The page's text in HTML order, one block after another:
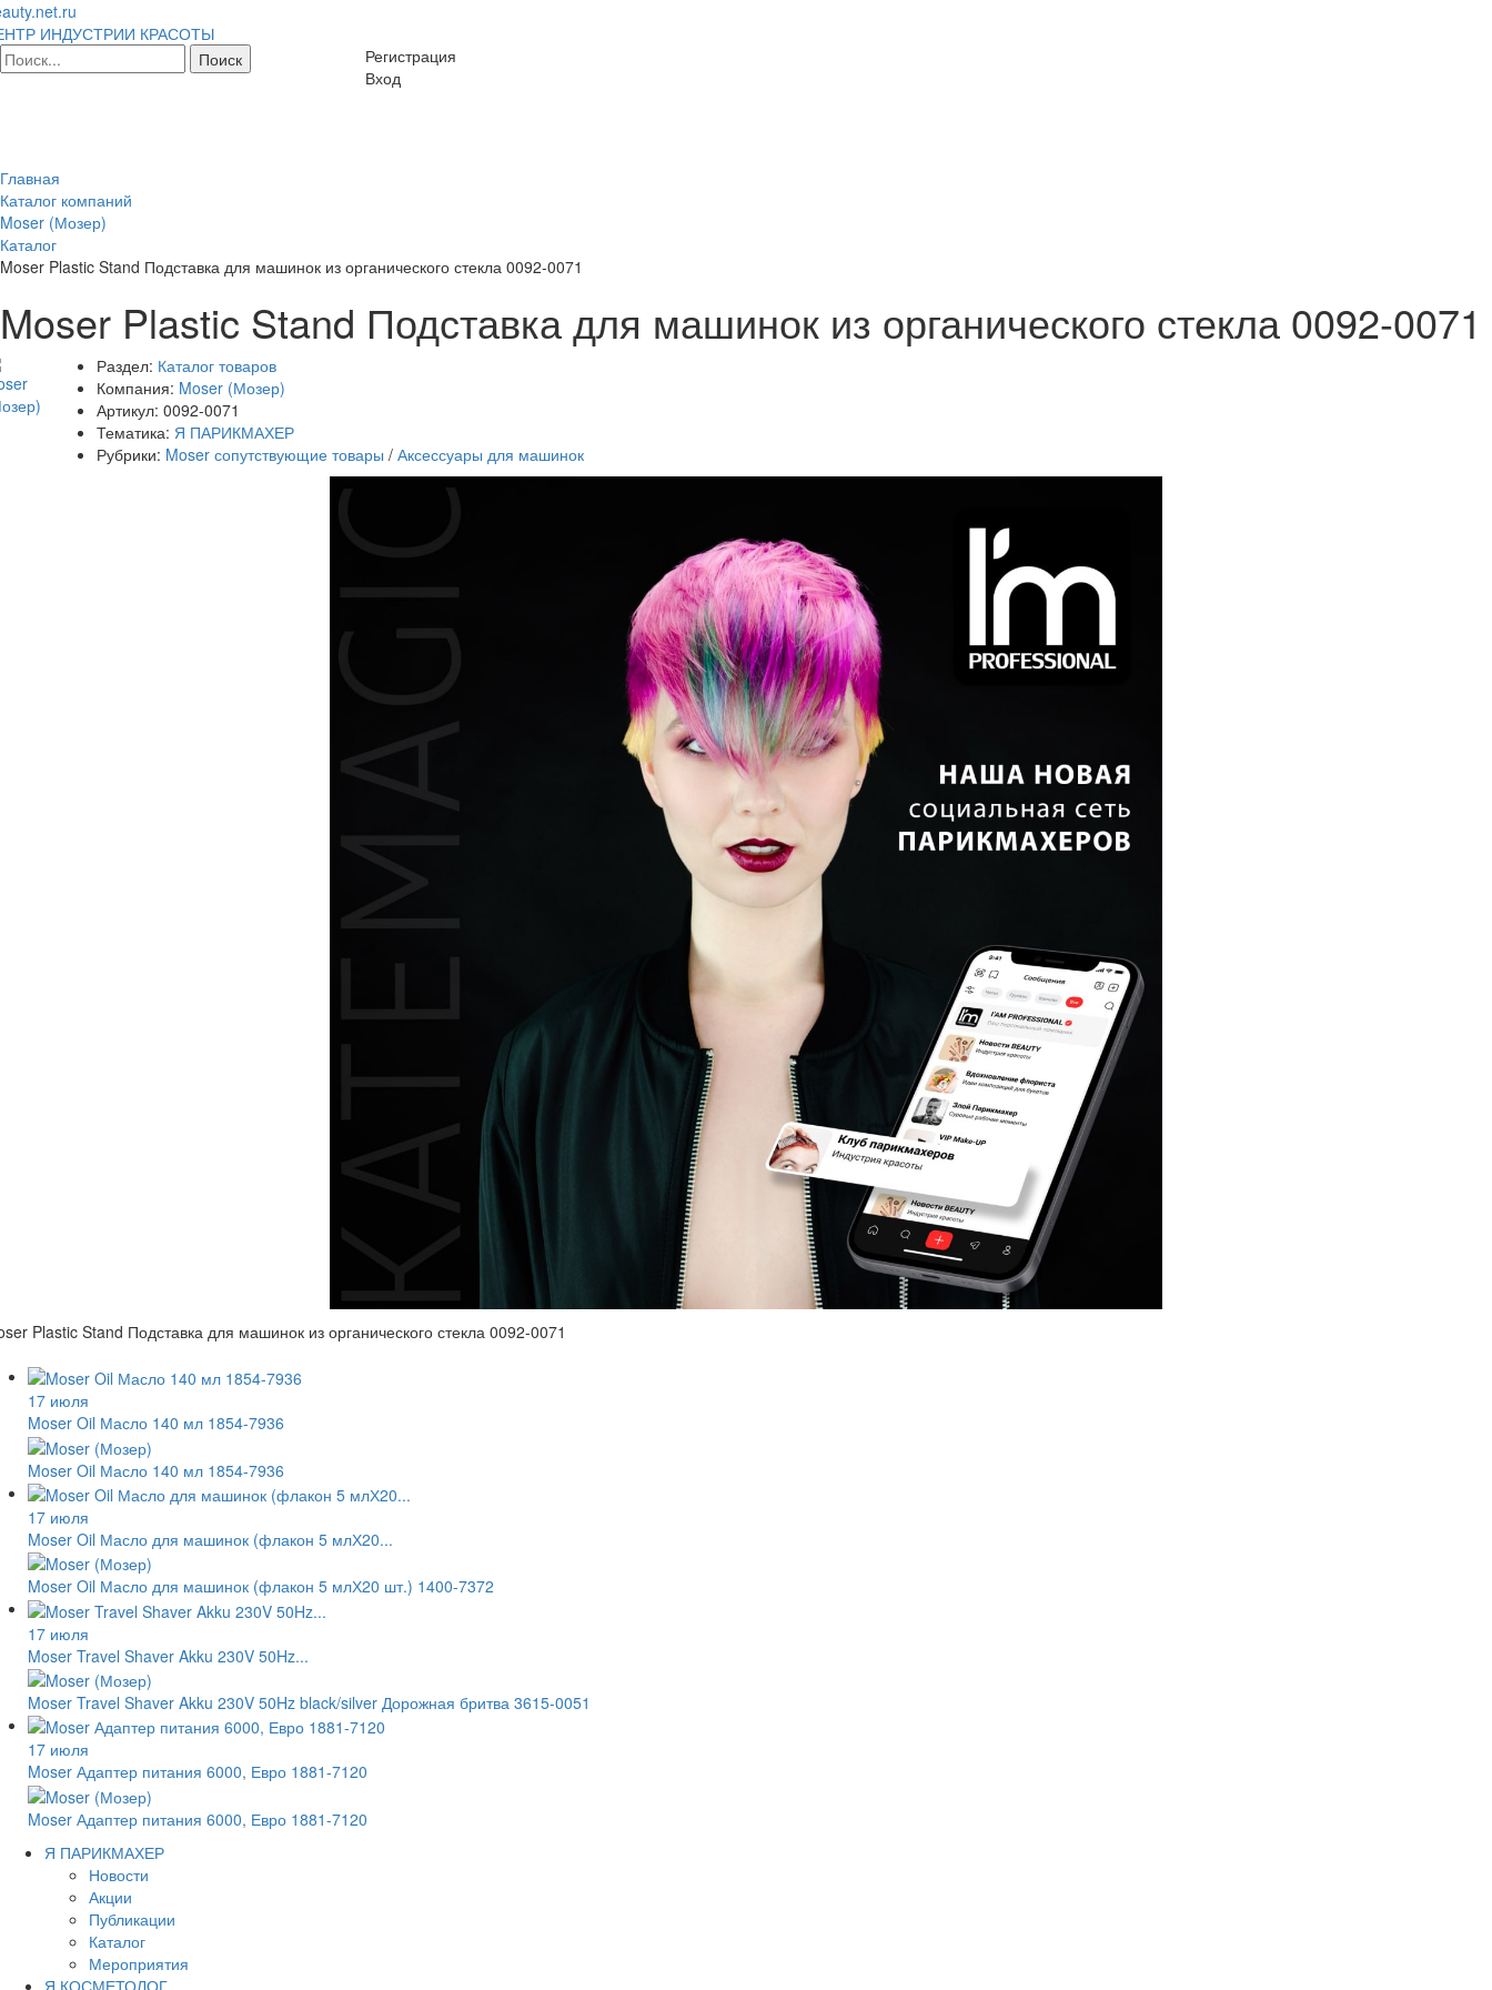
ИНДУСТРИИ КРАСОТЫ
Регистрация
Вход
Главная
Каталог компаний
Moser (Мозер)
Каталог
Moser Plastic Stand Подставка для машинок из органического стекла 0092-0071
Moser Plastic Stand Подставка для машинок из органического стекла 0092-0071
Раздел: Каталог товаров
Компания: Moser (Мозер)
Артикул: 0092-0071
Тематика: Я ПАРИКМАХЕР
Рубрики: Moser сопутствующие товары / Аксессуары для машинок
Plastic Stand Подставка для машинок из органического стекла 0092-0071
17 июля
Moser Oil Масло 140 мл 1854-7936
Moser Oil Масло 140 мл 1854-7936
17 июля
Moser Oil Масло для машинок (флакон 5 млХ20...
Moser Oil Масло для машинок (флакон 5 млХ20 шт.) 1400-7372
17 июля
Moser Travel Shaver Akku 230V 50Hz...
Moser Travel Shaver Akku 230V 50Hz black/silver Дорожная бритва 3615-0051
17 июля
Moser Адаптер питания 6000, Евро 1881-7120
Moser Адаптер питания 6000, Евро 1881-7120
Я ПАРИКМАХЕР
Новости
Акции
Публикации
Каталог
Мероприятия
Я КОСМЕТОЛОГ